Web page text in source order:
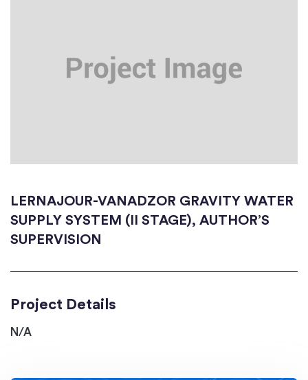
LERNAJOUR-VANADZOR GRAVITY WATER
SUPPLY SYSTEM (II STAGE), AUTHOR’S
SUPERVISION
Project Details
N/A